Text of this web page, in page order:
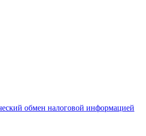
обмен налоговой информацией